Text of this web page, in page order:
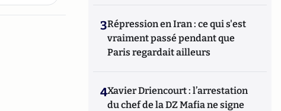
3Répression en Iran : ce qui s'est
vraiment passé pendant que
Paris regardait ailleurs
4Xavier Driencourt : l’arrestation
du chef de la DZ Mafia ne signe